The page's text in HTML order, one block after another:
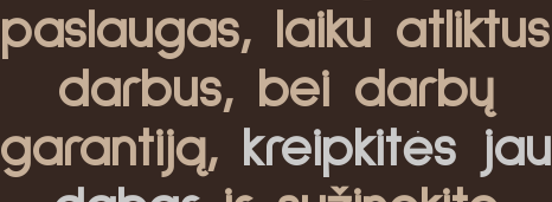
paslaugas, laiku atliktus
darbus, bei darbų
garantiją, kreipkitės jau